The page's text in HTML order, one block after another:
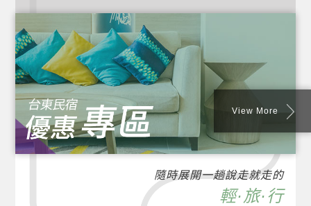
View More
隨時展開一趟說走就走的
輕·旅·行